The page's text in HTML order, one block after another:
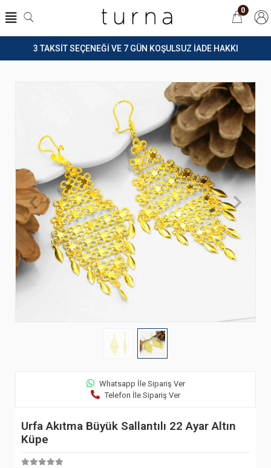
3 TAKSİT SEÇENEĞİ VE 7 GÜN KOŞULSUZ İADE HAKKI
0
Whatsapp İle Sipariş Ver
Telefon İle Sipariş Ver
Urfa Akıtma Büyük Sallantılı 22 Ayar Altın
Küpe